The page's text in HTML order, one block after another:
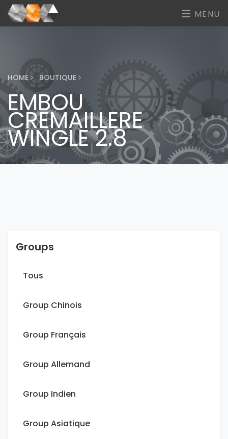
MENU
HOME BOUTIQUE
EMBOU
CREMAILLERE
WINGLE 2.8
Groups
Tous
Group Chinois
Group Français
Group Allemand
Group Indien
Group Asiatique